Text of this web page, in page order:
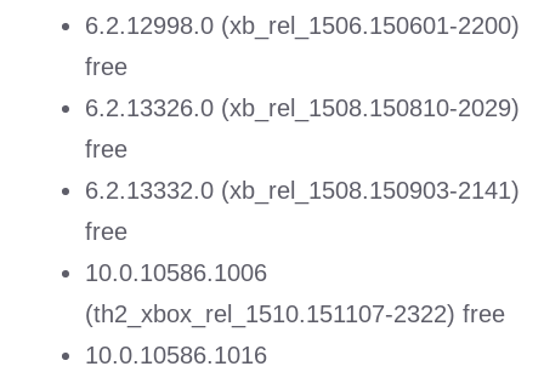
6.2.12998.0 (xb_rel_1506.150601-2200)
free
6.2.13326.0 (xb_rel_1508.150810-2029)
free
6.2.13332.0 (xb_rel_1508.150903-2141)
free
10.0.10586.1006
(th2_xbox_rel_1510.151107-2322) free
10.0.10586.1016